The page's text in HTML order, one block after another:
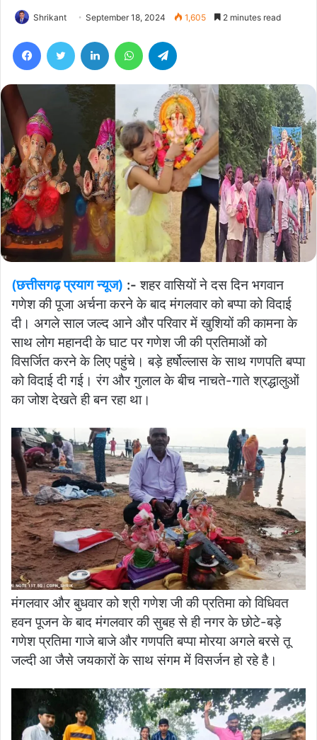
Shrikant September 18, 2024 1,605 2 minutes read
(छत्तीसगढ़ प्रयाग न्यूज) :- शहर वासियों ने दस दिन भगवान
गणेश की पूजा अर्चना करने के बाद मंगलवार को बप्पा को विदाई
दी। अगले साल जल्द आने और परिवार में खुशियों की कामना के
साथ लोग महानदी के घाट पर गणेश जी की प्रतिमाओं को
विसर्जित करने के लिए पहुंचे। बड़े हर्षोल्लास के साथ गणपति बप्पा
को विदाई दी गई। रंग और गुलाल के बीच नाचते-गाते श्रद्धालुओं
का जोश देखते ही बन रहा था।
मंगलवार और बुधवार को श्री गणेश जी की प्रतिमा को विधिवत
हवन पूजन के बाद मंगलवार की सुबह से ही नगर के छोटे-बड़े
गणेश प्रतिमा गाजे बाजे और गणपति बप्पा मोरया अगले बरसे तू
जल्दी आ जैसे जयकारों के साथ संगम में विसर्जन हो रहे है।